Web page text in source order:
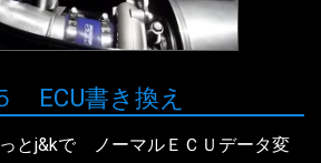
ECU書き換え
とj&kで ノーマルＥＣＵデータ変